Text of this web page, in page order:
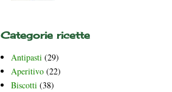
Categorie ricette
Antipasti (29)
Aperitivo (22)
Biscotti (38)